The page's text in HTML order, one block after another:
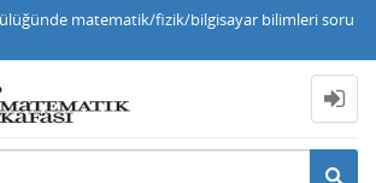
matematik/fizik/bilgisayar bilimleri soru